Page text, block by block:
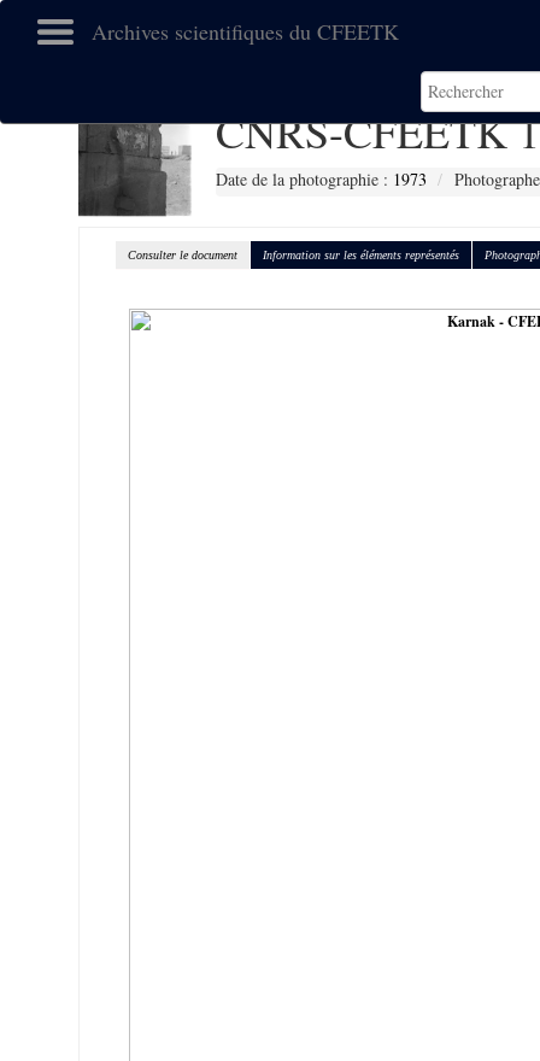
Archives scientifiques du CFEETK
CNRS-CFEETK
Date de la photographie : 1973
Consulter le document Information sur les éléments représentés